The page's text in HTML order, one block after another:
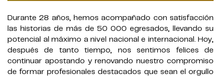
Durante 28 años, hemos acompañado con satisfacción
las historias de más de 50 000 egresados, llevando su
potencial al máximo a nivel nacional e internacional. Hoy,
después de tanto tiempo, nos sentimos felices de
continuar apostando y renovando nuestro compromiso
de formar profesionales destacados que sean el orgullo